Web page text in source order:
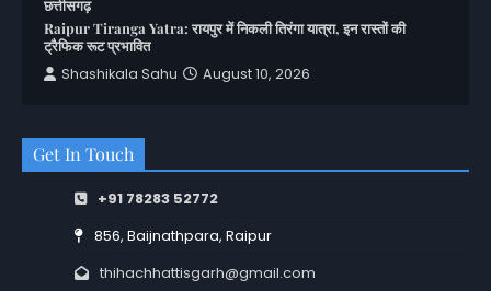
छत्तीसगढ़
Raipur Tiranga Yatra: रायपुर में निकली तिरंगा यात्रा, इन रास्तों की
ट्रैफिक रूट प्रभावित
Shashikala Sahu
August 10, 2026
Get In Touch
+91 78283 52772
856, Baijnathpara, Raipur
thihachhattisgarh@gmail.com